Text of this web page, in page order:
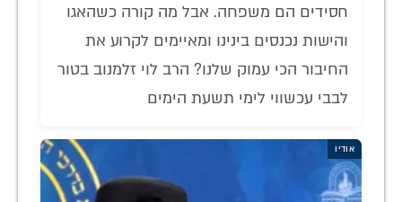
חסידים הם משפחה. אבל מה קורה כשהאגו
והישות נכנסים בינינו ומאיימים לקרוע את
החיבור הכי עמוק שלנו? הרב לוי זלמנוב בטור
לבבי עכשווי לימי תשעת הימים
אודיו